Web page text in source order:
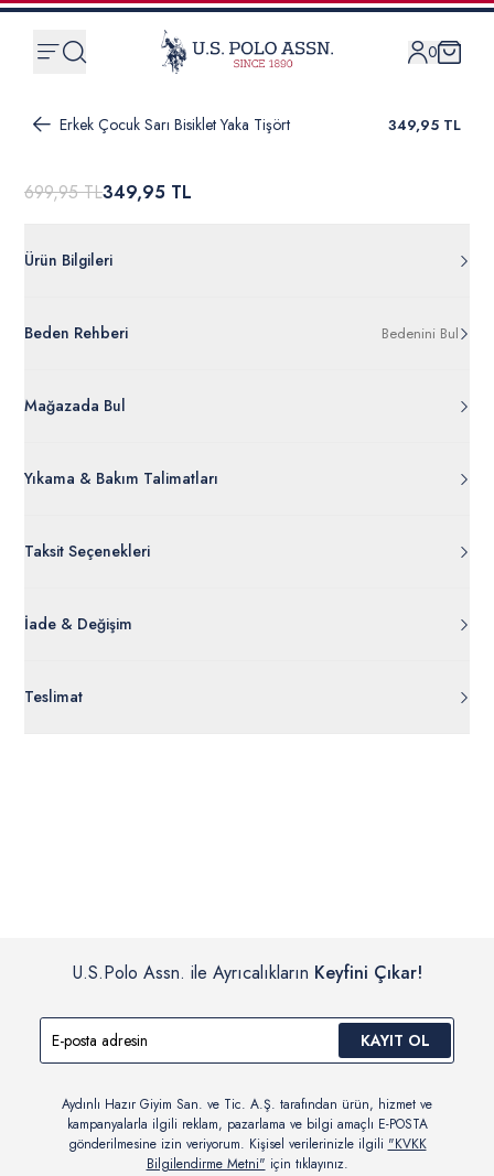
0
Erkek Çocuk Sarı Bisiklet Yaka Tişört 349,95 TL
699,95 TL349,95 TL
Ürün Bilgileri
%100 Pamuk
Ürün Bilgileri Ayrıntılarını Görüntüle
Beden Rehberi Bedenini Bul
Mağazada Bul
Yıkama & Bakım Talimatları
Taksit Seçenekleri
İade & Değişim
açılmamış ürünlerde
Teslimat
U.S.Polo Assn. ile Ayrıcalıkların Keyfini Çıkar!
KAYIT OL
Aydınlı Hazır Giyim San. ve Tic. A.Ş. tarafından ürün, hizmet ve
kampanyalarla ilgili reklam, pazarlama ve bilgi amaçlı E-POSTA
gönderilmesine izin veriyorum. Kişisel verilerinizle ilgili "KVKK
Bilgilendirme Metni" için tıklayınız.